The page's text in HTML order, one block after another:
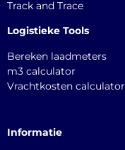
Track and Trace
Logistieke Tools
Bereken laadmeters
m3 calculator
Vrachtkosten calculator
Informatie